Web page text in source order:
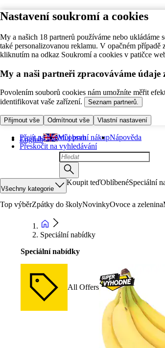
Nastavení soukromí a cookies
My a našich 18 partnerů používáme nebo
také personalizovanou reklamu. V opačném
kliknutím na odkaz Soukromí a cookies v patičce
My a naši partneři zpracováváme údaje
Povolením souborů cookies nám umožníte měřit
identifikovat vaše zařízení.
Seznam partnerů.
Přijmout vše Odmítnout vše Vlastní nastavení
Přejít na hlavní obsah
Přeskočit na vyhledávání
English Můj první nákupNápověda
Všechny kategorie
Koupit teďOblíbenéSpeciální
Top výběrZpátky do školyNovinkyOvoce a zelenina
Speciální nabídky
Speciální nabídky
All Offers